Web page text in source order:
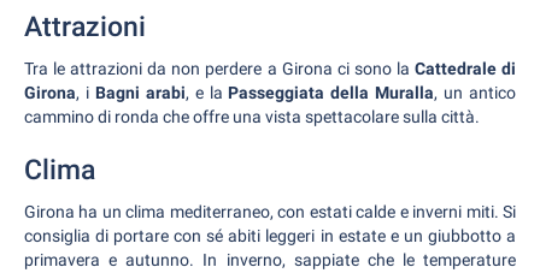
Attrazioni
Tra le attrazioni da non perdere a Girona ci sono la Cattedrale di
Girona, i Bagni arabi, e laPasseggiata della Muralla, un antico
cammino di ronda che offre una vista spettacolare sulla città.
Clima
Girona ha un clima mediterraneo, con estati calde e inverni miti. Si
consiglia di portare con sé abiti leggeri in estate e un giubbotto a
primavera e autunno. In inverno, sappiate che le temperature